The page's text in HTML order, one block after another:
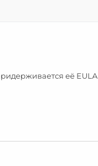
её EULA